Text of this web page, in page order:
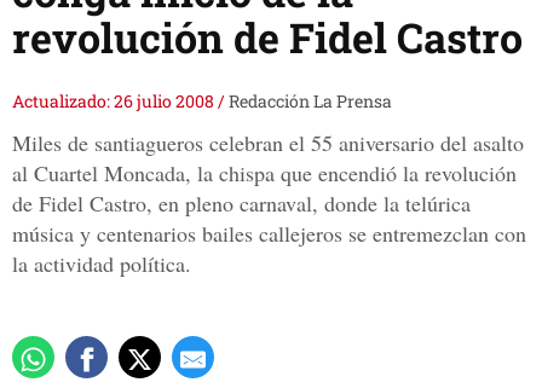
revolución de Fidel Castro
Actualizado: 26 julio 2008 /Redacción La Prensa
Miles de santiagueros celebran el 55 aniversario del asalto
al Cuartel Moncada, la chispa que encendió la revolución
de Fidel Castro, en pleno carnaval, donde la telúrica
música y centenarios bailes callejeros se entremezclan con
la actividad política.